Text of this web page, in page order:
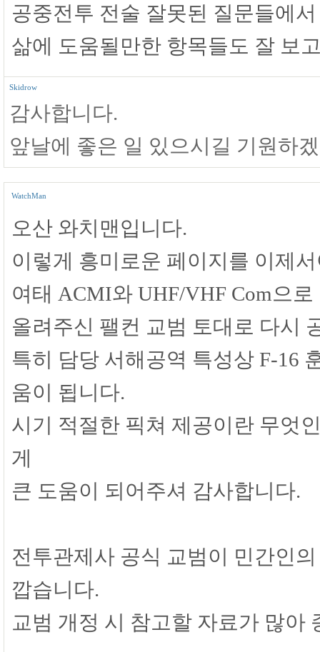
공중전투 전술 잘못된 질문들에서
삶에 도움될만한 항목들도 잘 보
Skidrow
감사합니다.
앞날에 좋은 일 있으시길 기원하
WatchMan
오산 와치맨입니다.
이렇게 흥미로운 페이지를 이제
여태 ACMI와 UHF/VHF Com으
올려주신 팰컨 교범 토대로 다시
특히 담당 서해공역 특성상 F-16
움이 됩니다.
시기 적절한 픽쳐 제공이란 무엇
게
큰 도움이 되어주셔 감사합니다.
전투관제사 공식 교범이 민간인
깝습니다.
교범 개정 시 참고할 자료가 많아